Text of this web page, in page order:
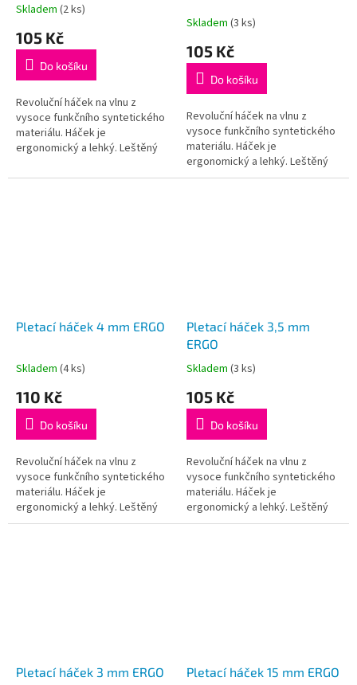
Průměrné
produktu
5,0
5
hvězdiček.
Skladem (2 ks)
105 Kč
Do košíku
Revoluční háček na vlnu z
vysoce funkčního syntetického
materiálu. Háček je
ergonomický a lehký. Leštěný
pohyb, ergonomická ručka je
Skladem (3 ks)
105 Kč
Do košíku
Revoluční háček na vlnu z
vysoce funkčního syntetického
materiálu. Háček je
ergonomický a lehký. Leštěný
dřík a háček zajišťuje hladký
Pletací háček 4 mm ERGO
Průměrné
produktu
5,0
5
hvězdiček.
Skladem (4 ks)
110 Kč
Do košíku
Revoluční háček na vlnu z
vysoce funkčního syntetického
materiálu. Háček je
ergonomický a lehký. Leštěný
dřík a háček zajišťuje hladký
Pletací háček 3,5 mm
ERGO
Průměrné
produktu
5,0
5
hvězdiček.
Skladem (3 ks)
105 Kč
Do košíku
Revoluční háček na vlnu z
vysoce funkčního syntetického
materiálu. Háček je
ergonomický a lehký. Leštěný
dřík a háček zajišťuje hladký
Pletací háček 3 mm ERGO Pletací háček 15 mm ERGO